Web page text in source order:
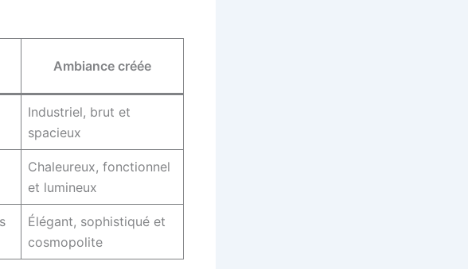
Ambiance créée
Industriel, brut et
spacieux
Chaleureux, fonctionnel
et lumineux
Élégant, sophistiqué et
cosmopolite